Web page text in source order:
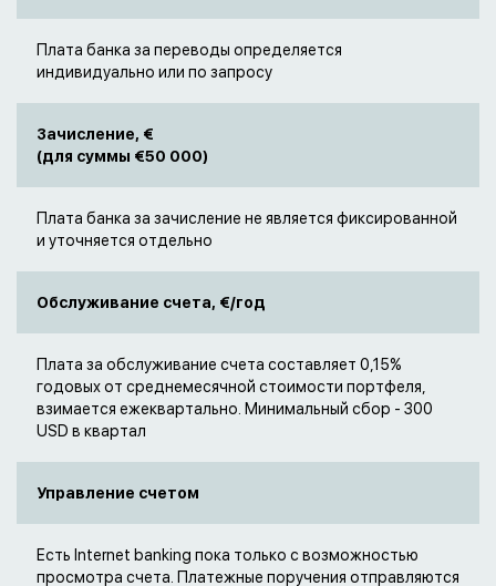
Плата банка за переводы определяется
индивидуально или по запросу
Зачисление, €
(для суммы €50 000)
Плата банка за зачисление не является фиксированной
и уточняется отдельно
Обслуживание счета, €/год
Плата за обслуживание счета составляет 0,15%
годовых от среднемесячной стоимости портфеля,
взимается ежеквартально. Минимальный сбор - 300
USD в квартал
Управление счетом
Есть Internet banking пока только с возможностью
просмотра счета. Платежные поручения отправляются